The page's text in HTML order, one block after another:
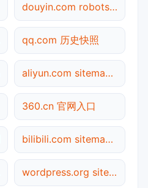
douyin.com robots.txt检测
qq.com 历史快照
aliyun.com sitemap.xml检测
360.cn 官网入口
bilibili.com sitemap.xml检测
wordpress.org sitemap.xml检测